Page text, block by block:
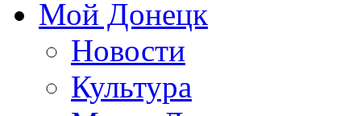
Мой Донецк
Новости
Культура